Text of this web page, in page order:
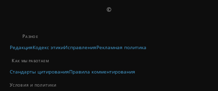
©
Разное
РедакцияКодекс этикиИсправленияРекламная политика
Как мы работаем
Стандарты цитированияПравила комментирования
Условия и политики